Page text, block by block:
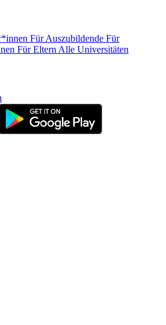
Für Auszubildende Für
Für Eltern Alle Universitäten